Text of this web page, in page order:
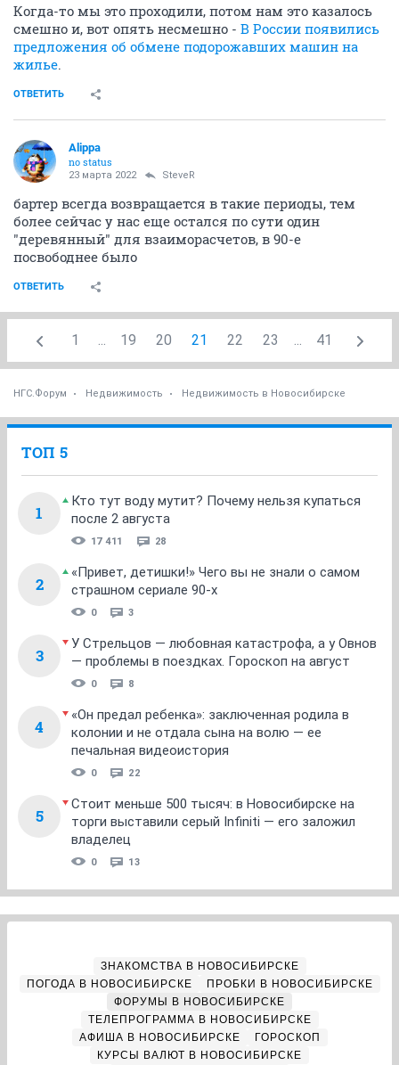
Когда-то мы это проходили, потом нам это казалось
смешно и, вот опять несмешно - В России появились
предложения об обмене подорожавших машин на
жилье.
ОТВЕТИТЬ
Alippa
no status
23 марта 2022 SteveR
бартер всегда возвращается в такие периоды, тем
более сейчас у нас еще остался по сути один
"деревянный" для взаиморасчетов, в 90-е
посвободнее было
ОТВЕТИТЬ
1 ... 19 20 21 22 23 ... 41
НГС.Форум Недвижимость Недвижимость в Новосибирске
ТОП 5
1
Кто тут воду мутит? Почему нельзя купаться
после 2 августа
17 411 28
2
«Привет, детишки!» Чего вы не знали о самом
страшном сериале 90-х
0 3
3
У Стрельцов — любовная катастрофа, а у Овнов
— проблемы в поездках. Гороскоп на август
0 8
4
«Он предал ребенка»: заключенная родила в
колонии и не отдала сына на волю — ее
печальная видеоистория
0 22
5
Стоит меньше 500 тысяч: в Новосибирске на
торги выставили серый Infiniti — его заложил
владелец
0 13
ЗНАКОМСТВА В НОВОСИБИРСКЕ
ПОГОДА В НОВОСИБИРСКЕ
ПРОБКИ В НОВОСИБИРСКЕ
ФОРУМЫ В НОВОСИБИРСКЕ
ТЕЛЕПРОГРАММА В НОВОСИБИРСКЕ
АФИША В НОВОСИБИРСКЕ
ГОРОСКОП
КУРСЫ ВАЛЮТ В НОВОСИБИРСКЕ